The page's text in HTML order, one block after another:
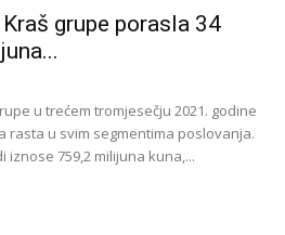
grupe porasla 34
u trećem tromjesečju 2021. godine
u svim segmentima poslovanja.
759,2 milijuna kuna,...